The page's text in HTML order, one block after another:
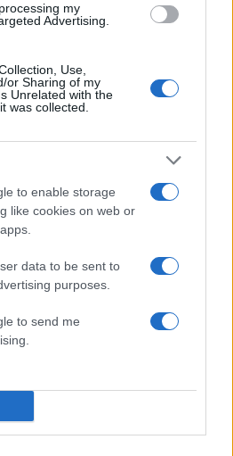
my
Advertising.
Use,
or Sharing of my
Unrelated with the
was collected.
to enable storage
like cookies on web or
data to be sent to
purposes.
to send me
αντίο στον Λάκη
λαούτο και
την εμβληματική
δημοσίευσε μία παιδική
επέτειο θανάτου της
στην Κυψέλη: Οι
της συζύγου του
– Το στίγμα του
την Ινδία και τα
της 38χρονης
νεκρή στην Κυψέλη
ευχήθηκε για τη